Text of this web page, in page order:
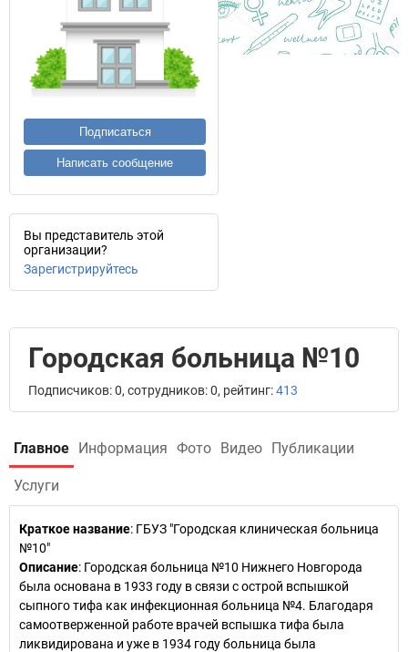
Подписаться
Написать сообщение
Вы представитель этой
организации?
Зарегистрируйтесь
Городская больница №10
Подписчиков: 0, сотрудников: 0, рейтинг:413
Главное Информация Фото Видео Публикации
Услуги
Краткое название: ГБУЗ "Городская клиническая больница
№10"
Описание: Городская больница №10 Нижнего Новгорода
была основана в 1933 году в связи с острой вспышкой
сыпного тифа как инфекционная больница №4. Благодаря
самоотверженной работе врачей вспышка тифа была
ликвидирована и уже в 1934 году больница была